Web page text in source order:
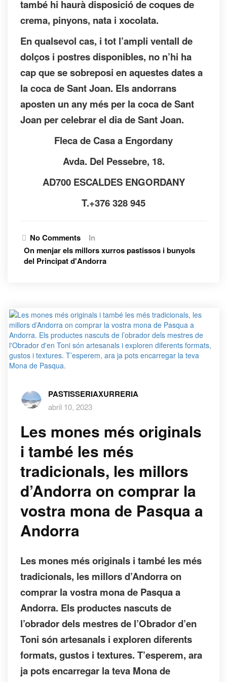
també hi haurà disposició de coques de
crema, pinyons, nata i xocolata.
En qualsevol cas, i tot l’ampli ventall de
dolços i postres disponibles, no n’hi ha
cap que se sobreposi en aquestes dates a
la coca de Sant Joan. Els andorrans
aposten un any més per la coca de Sant
Joan per celebrar el dia de Sant Joan.
Fleca de Casa a Engordany
Avda. Del Pessebre, 18.
AD700 ESCALDES ENGORDANY
T.+376 328 945
No Comments
In
On menjar els millors xurros pastissos i bunyols
del Principat d'Andorra
PASTISSERIAXURRERIA
abril 10, 2023
Les mones més originals
i també les més
tradicionals, les millors
d’Andorra on comprar la
vostra mona de Pasqua a
Andorra
Les mones més originals i també les més
tradicionals, les millors d’Andorra on
comprar la vostra mona de Pasqua a
Andorra. Els productes nascuts de
l’obrador dels mestres de l’Obrador d’en
Toni són artesanals i exploren diferents
formats, gustos i textures. T’esperem, ara
ja pots encarregar la teva Mona de